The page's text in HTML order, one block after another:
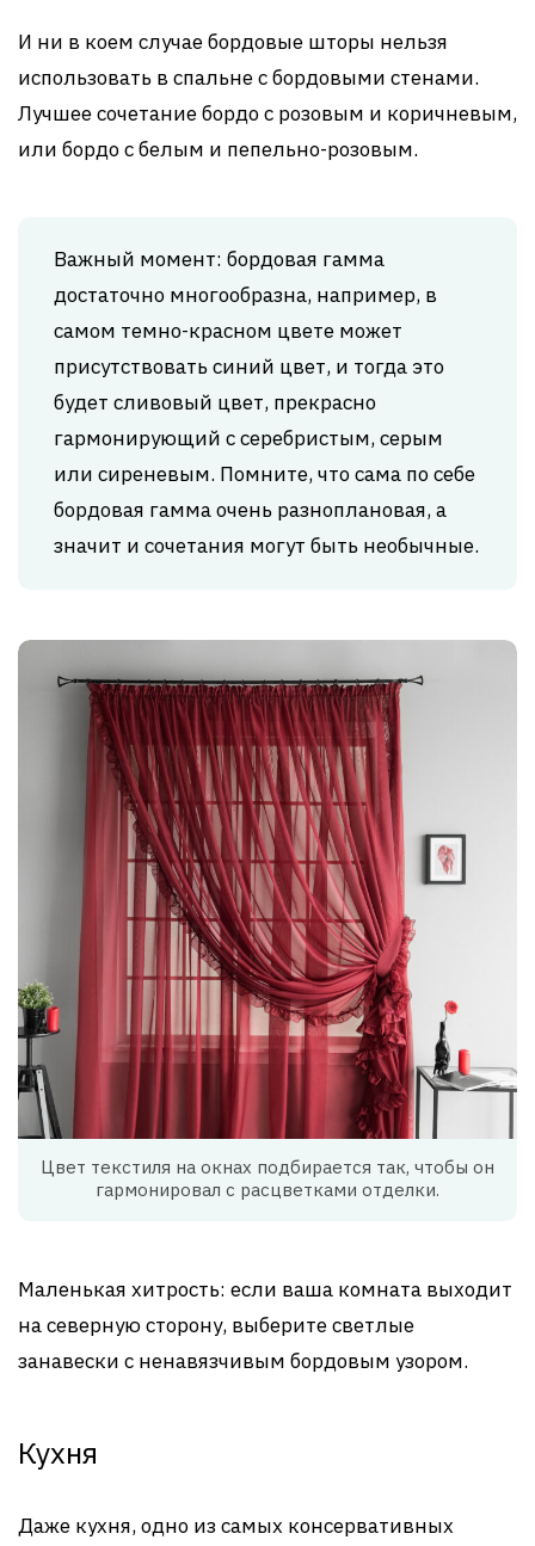
И ни в коем случае бордовые шторы нельзя
использовать в спальне с бордовыми стенами.
Лучшее сочетание бордо с розовым и коричневым,
или бордо с белым и пепельно-розовым.
Важный момент: бордовая гамма
достаточно многообразна, например, в
самом темно-красном цвете может
присутствовать синий цвет, и тогда это
будет сливовый цвет, прекрасно
гармонирующий с серебристым, серым
или сиреневым. Помните, что сама по себе
бордовая гамма очень разноплановая, а
значит и сочетания могут быть необычные.
Цвет текстиля на окнах подбирается так, чтобы он
гармонировал с расцветками отделки.
Маленькая хитрость: если ваша комната выходит
на северную сторону, выберите светлые
занавески с ненавязчивым бордовым узором.
Кухня
Даже кухня, одно из самых консервативных